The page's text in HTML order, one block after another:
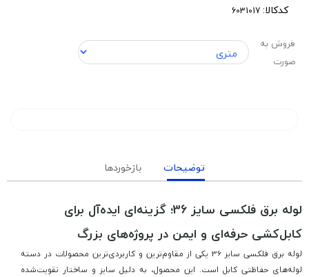
کدکالا:
فروش به
صورت
توضیحات بازخوردها
لوله برق فلکسی سایز 36؛ گزینه‌ای ایده‌آل برای
کابل‌کشی حرفه‌ای و ایمن در پروژه‌های بزرگ
لوله برق فلکسی سایز 36 یکی از مقاوم‌ترین و کاربردی‌ترین محصولات در دسته
لوله‌های حفاظتی کابل است. این محصول، به دلیل سایز و ساختار تقویت‌شده